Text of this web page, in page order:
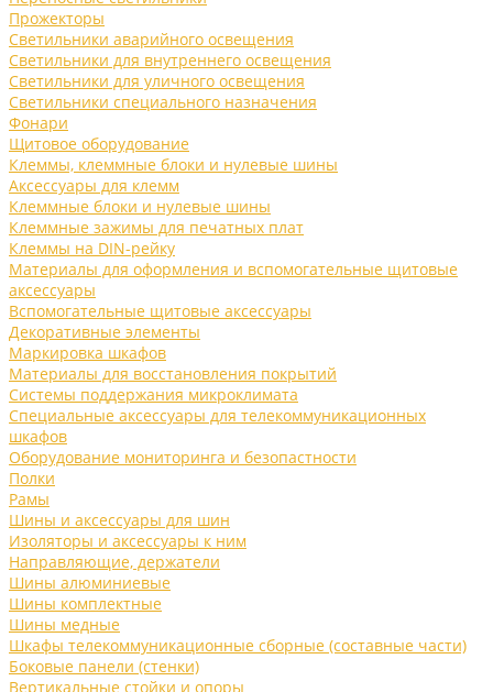
Прожекторы
Светильники аварийного освещения
Светильники для внутреннего освещения
Светильники для уличного освещения
Светильники специального назначения
Фонари
Щитовое оборудование
Клеммы, клеммные блоки и нулевые шины
Аксессуары для клемм
Клеммные блоки и нулевые шины
Клеммные зажимы для печатных плат
Клеммы на DIN-рейку
Материалы для оформления и вспомогательные щитовые
аксессуары
Вспомогательные щитовые аксессуары
Декоративные элементы
Маркировка шкафов
Материалы для восстановления покрытий
Системы поддержания микроклимата
Специальные аксессуары для телекоммуникационных
шкафов
Оборудование мониторинга и безопастности
Полки
Рамы
Шины и аксессуары для шин
Изоляторы и аксессуары к ним
Направляющие, держатели
Шины алюминиевые
Шины комплектные
Шины медные
Шкафы телекоммуникационные сборные (составные части)
Боковые панели (стенки)
Вертикальные стойки и опоры